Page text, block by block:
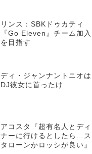
リンス：SBKドゥカティ
『Go Eleven』チーム加入
を目指す
ディ・ジャンナントニオは
DJ彼女に首ったけ
アコスタ『超有名人とディ
ナーに行けるとしたら…ス
タローンかロッシが良い』